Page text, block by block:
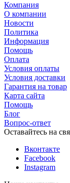
Компания
О компании
Новости
Политика
Информация
Помощь
Оплата
Условия оплаты
Условия доставки
Гарантия на товар
Карта сайта
Помощь
Блог
Вопрос-ответ
Оставайтесь на
Вконтакте
Facebook
Instagram